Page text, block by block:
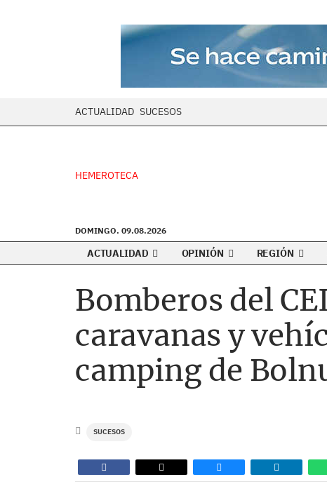
ACTUALIDAD SUCESOS
HEMEROTECA
DOMINGO. 09.08.2026
ACTUALIDAD OPINIÓN REGIÓN
Bomberos del
caravanas y
camping de
SUCESOS